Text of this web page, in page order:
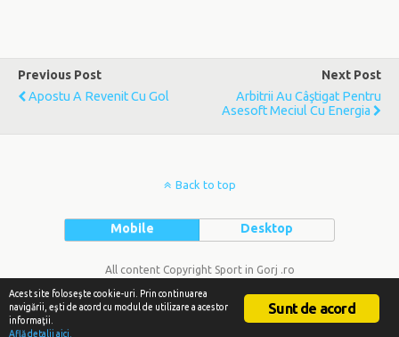
Previous Post
Apostu A Revenit Cu Gol
Next Post
Arbitrii Au Câştigat Pentru
Asesoft Meciul Cu Energia
Back to top
Mobile Desktop
All content Copyright Sport in Gorj .ro
Sunt de acord
Acest site foloseşte cookie-uri. Prin continuarea
navigării, eşti de acord cu modul de utilizare a acestor
informaţii.
Află detalii aici.